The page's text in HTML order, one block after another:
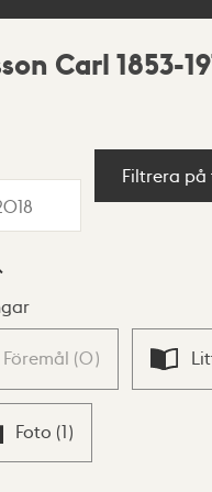
Carl 1853-
Filtrera på
Föremål (0)
Foto (1)